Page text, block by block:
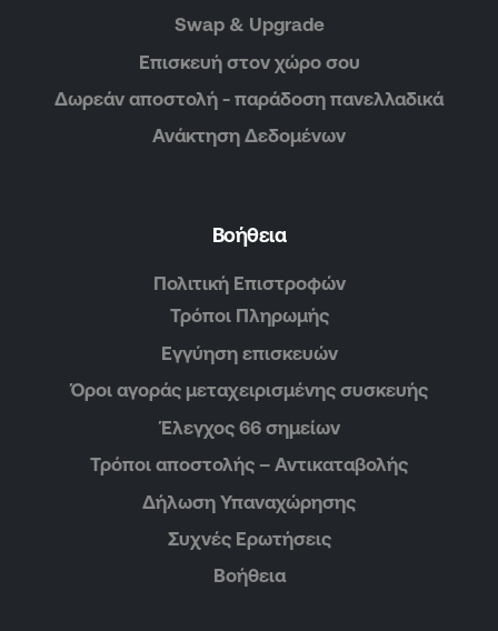
Swap & Upgrade
Επισκευή στον χώρο σου
Δωρεάν αποστολή - παράδοση πανελλαδικά
Ανάκτηση Δεδομένων
Βοήθεια
Πολιτική Επιστροφών
Τρόποι Πληρωμής
Εγγύηση επισκευών
Όροι αγοράς μεταχειρισμένης συσκευής
Έλεγχος 66 σημείων
Τρόποι αποστολής – Αντικαταβολής
Δήλωση Υπαναχώρησης
Συχνές Ερωτήσεις
Βοήθεια